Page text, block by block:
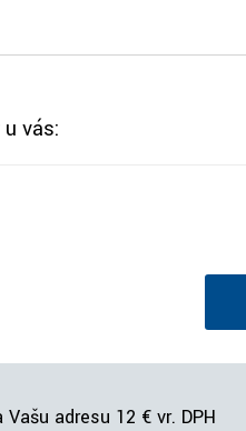
vás:
Vašu adresu 12 € vr. DPH